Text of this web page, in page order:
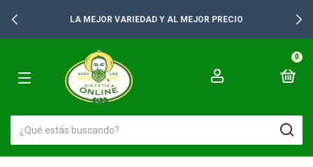
LA MEJOR VARIEDAD Y AL MEJOR PRECIO
0